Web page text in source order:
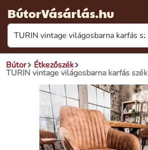
BútorVásárlás.hu
Bútor Étkezőszék
TURIN vintage világosbarna karfás szék